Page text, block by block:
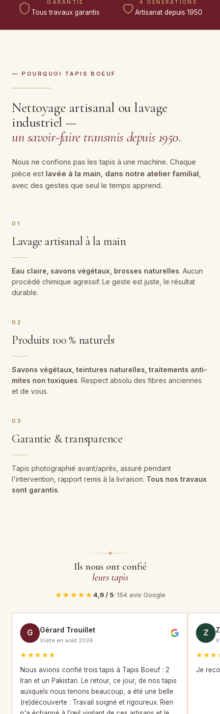
GARANTIE
Tous travaux garantis
4 GÉNÉRATIONS
Artisanat depuis 1950
— POURQUOI TAPIS BOEUF
Nettoyage artisanal ou lavage
industriel —
un savoir-faire transmis depuis 1950.
Nous ne confions pas les tapis à une machine. Chaque
pièce est lavée à la main, dans notre atelier familial,
avec des gestes que seul le temps apprend.
01
Lavage artisanal à la main
Eau claire, savons végétaux, brosses naturelles. Aucun
procédé chimique agressif. Le geste est juste, le résultat
durable.
02
Produits 100 % naturels
Savons végétaux, teintures naturelles, traitements anti-
mites non toxiques. Respect absolu des fibres anciennes
et de vous.
03
Garantie & transparence
Tapis photographié avant/après, assuré pendant
l'intervention, rapport remis à la livraison. Tous nos travaux
sont garantis.
Ils nous ont confié
leurs tapis
★★★★★4,9 / 5· 154 avis Google
G Gérard Trouillet
Visite en août 2026
★★★★★
Nous avions confié trois tapis à Tapis Boeuf : 2
Iran et un Pakistan. Le retour, ce jour, de nos tapis
auxquels nous tenons beaucoup, a été une belle
(re)découverte : Travail soigné et rigoureux. Rien
Z
Je